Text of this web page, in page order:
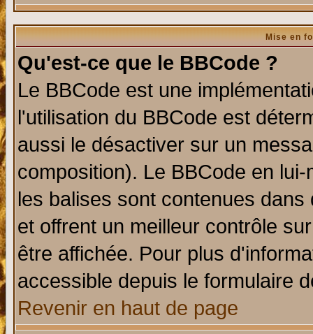
Mise en
Qu'est-ce que le BBCode ?
Le BBCode est une
l'utilisation du BBCode est
aussi le désactiver sur un
composition). Le BBCode en
les balises sont contenues
et offrent un meilleur contrôle
être affichée. Pour plus
accessible depuis le formulaire
Revenir en haut de page